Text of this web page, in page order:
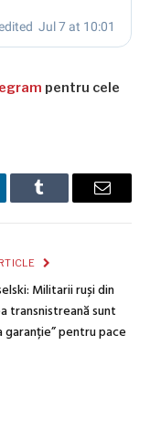
pentru cele
Tumblr Email
Militarii ruși din
transnistreană sunt
garanție” pentru pace